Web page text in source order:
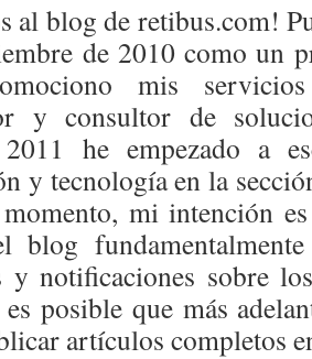
al blog de retibus.com!
de 2010 como un
mis servicios
y consultor de
he empezado a
y tecnología en la
mi intención
blog
y notificaciones sobre
posible que más
artículos completos